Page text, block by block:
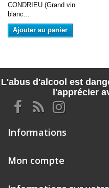
CONDRIEU (Grand vin
blanc...
Ajouter au panier
L'abus d'alcool est
l'apprécier
Informations
Mon compte